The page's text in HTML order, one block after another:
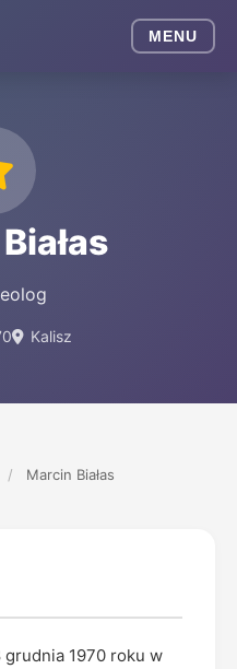
MENU
Kalisz
/ Marcin Białas
grudnia 1970 roku w